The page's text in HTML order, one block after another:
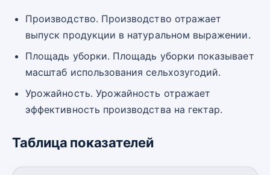
Производство. Производство отражает
выпуск продукции в натуральном выражении.
Площадь уборки. Площадь уборки показывает
масштаб использования сельхозугодий.
Урожайность. Урожайность отражает
эффективность производства на гектар.
Таблица показателей